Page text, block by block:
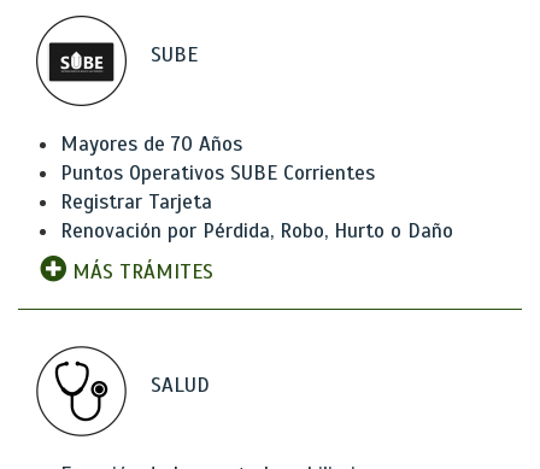
SUBE
Mayores de 70 Años
Puntos Operativos SUBE Corrientes
Registrar Tarjeta
Renovación por Pérdida, Robo, Hurto o Daño
MÁS TRÁMITES
SALUD